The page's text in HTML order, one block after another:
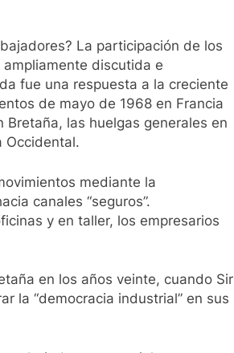
La participación de los
discutida e
fue una respuesta a la creciente
de mayo de 1968 en Francia
las huelgas generales en
Occidental.
mediante la
canales “seguros”.
y en taller, los empresarios
en los años veinte, cuando Sir
la “democracia industrial” en sus